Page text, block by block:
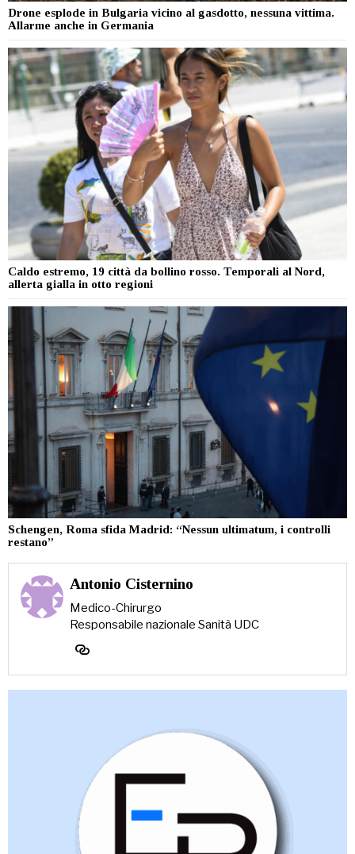
Drone esplode in Bulgaria vicino al gasdotto, nessuna vittima.
Allarme anche in Germania
Caldo estremo, 19 città da bollino rosso. Temporali al Nord,
allerta gialla in otto regioni
Schengen, Roma sfida Madrid: “Nessun ultimatum, i controlli
restano”
Antonio Cisternino
Medico-Chirurgo
Responsabile nazionale Sanità UDC